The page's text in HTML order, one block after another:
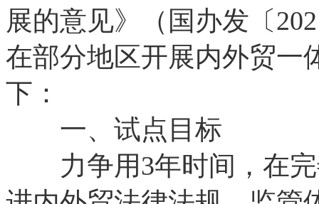
展的意见》（国办发〔
在部分地区开展内外贸一
下：
一、试点目标
力争用3年时间，在完